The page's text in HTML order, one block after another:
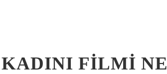
KADINI FILMI NE